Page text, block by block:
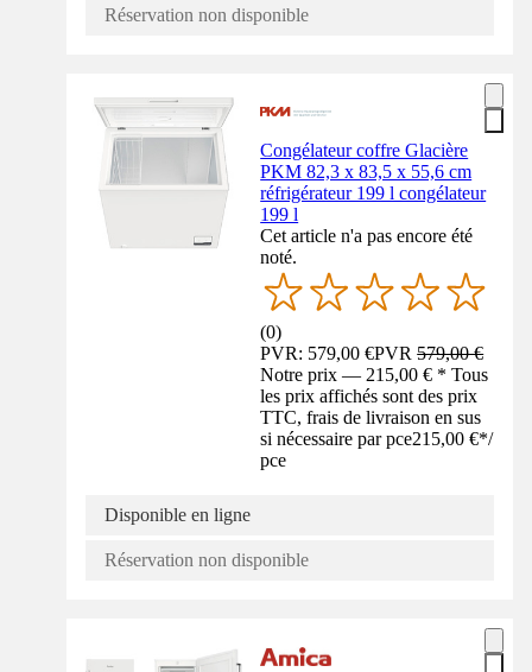
Réservation non disponible
Congélateur coffre Glacière
PKM 82,3 x 83,5 x 55,6 cm
réfrigérateur 199 l congélateur
199 l
Cet article n'a pas encore été
noté.
(0)
PVR: 579,00 €PVR579,00 €
Notre prix — 215,00 € * Tous
les prix affichés sont des prix
TTC, frais de livraison en sus
si nécessaire par pce215,00 €*/
pce
Disponible en ligne
Réservation non disponible